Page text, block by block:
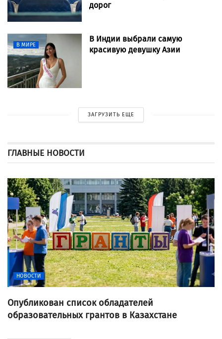
дорог
В МИРЕ
В Индии выбрали самую
красивую девушку Азии
ЗАГРУЗИТЬ ЕЩЕ
ГЛАВНЫЕ НОВОСТИ
НОВОСТИ
Опубликован список обладателей
образовательных грантов в Казахстане